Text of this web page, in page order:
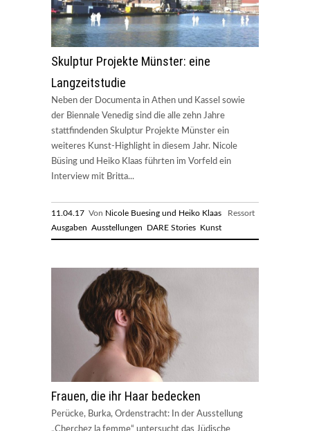
Skulptur Projekte Münster: eine
Langzeitstudie
Neben der Documenta in Athen und Kassel sowie
der Biennale Venedig sind die alle zehn Jahre
stattfindenden Skulptur Projekte Münster ein
weiteres Kunst-Highlight in diesem Jahr. Nicole
Büsing und Heiko Klaas führten im Vorfeld ein
Interview mit Britta...
11.04.17 Von Nicole Buesing und Heiko Klaas Ressort
Ausgaben Ausstellungen DARE Stories Kunst
Frauen, die ihr Haar bedecken
Perücke, Burka, Ordenstracht: In der Ausstellung
„Cherchez la femme“ untersucht das Jüdische